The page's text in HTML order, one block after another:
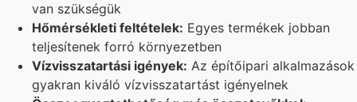
van szükségük
Hőmérsékleti feltételek: Egyes termékek jobban
teljesítenek forró környezetben
Vízvisszatartási igények: Az építőipari alkalmazások
gyakran kiváló vízvisszatartást igényelnek